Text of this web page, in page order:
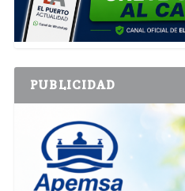
PUBLICIDAD